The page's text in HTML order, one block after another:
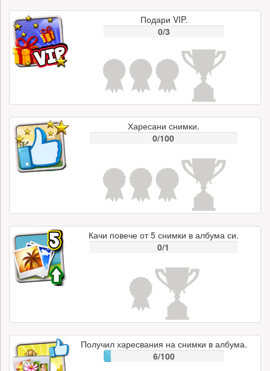
Подари VIP.
0/3
Харесани снимки.
0/100
Качи повече от 5 снимки в албума си.
0/1
Получил харесвания на снимки в албума.
6/100